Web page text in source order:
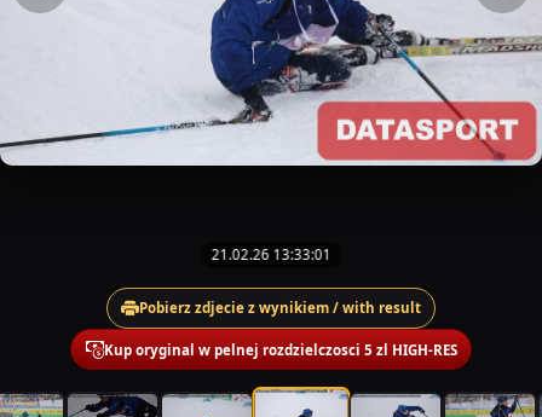
21.02.26 13:33:01
Pobierz zdjecie z wynikiem / with result
Kup oryginal w pelnej rozdzielczosci 5 zl HIGH-RES